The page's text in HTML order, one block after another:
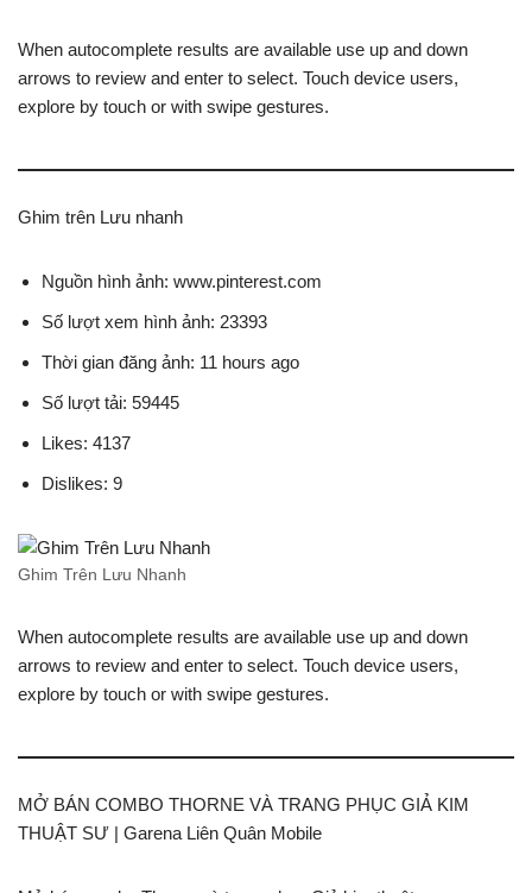
When autocomplete results are available use up and down
arrows to review and enter to select. Touch device users,
explore by touch or with swipe gestures.
Ghim trên Lưu nhanh
Nguồn hình ảnh: www.pinterest.com
Số lượt xem hình ảnh: 23393
Thời gian đăng ảnh: 11 hours ago
Số lượt tải: 59445
Likes: 4137
Dislikes: 9
Ghim Trên Lưu Nhanh
When autocomplete results are available use up and down
arrows to review and enter to select. Touch device users,
explore by touch or with swipe gestures.
MỞ BÁN COMBO THORNE VÀ TRANG PHỤC GIẢ KIM
THUẬT SƯ | Garena Liên Quân Mobile